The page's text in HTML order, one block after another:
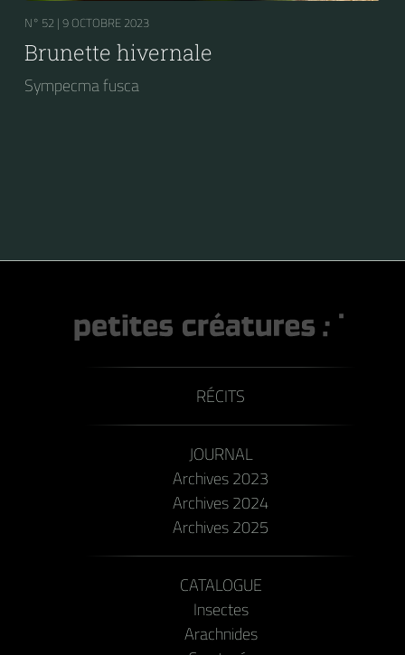
N° 52 | 9 OCTOBRE 2023
Brunette hivernale
Sympecma fusca
RÉCITS
JOURNAL
Archives 2023
Archives 2024
Archives 2025
CATALOGUE
Insectes
Arachnides